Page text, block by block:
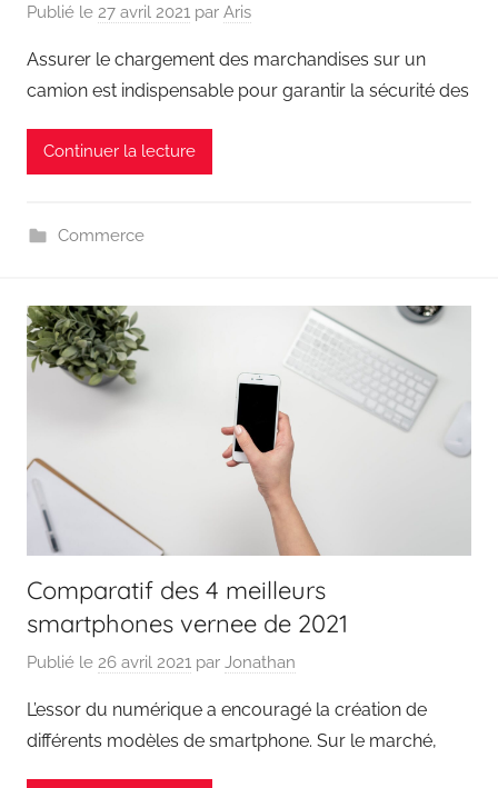
Publié le 27 avril 2021 par Aris
Assurer le chargement des marchandises sur un
camion est indispensable pour garantir la sécurité des
Continuer la lecture
Commerce
Comparatif des 4 meilleurs
smartphones vernee de 2021
Publié le 26 avril 2021 par Jonathan
L’essor du numérique a encouragé la création de
différents modèles de smartphone. Sur le marché,